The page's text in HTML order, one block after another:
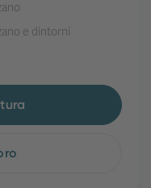
e dintorni